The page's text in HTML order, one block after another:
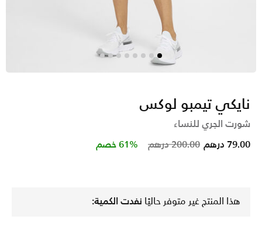
نايكي تيمبو لوكس
شورت الجري للنساء
Price reduced from
200.00 درهم to 79.00 درهم 61% خصم
هذا المنتج غير متوفر حاليًا نفدت الكمية: